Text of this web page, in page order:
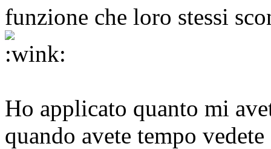
funzione che loro stessi
Ho applicato quanto mi
quando avete tempo